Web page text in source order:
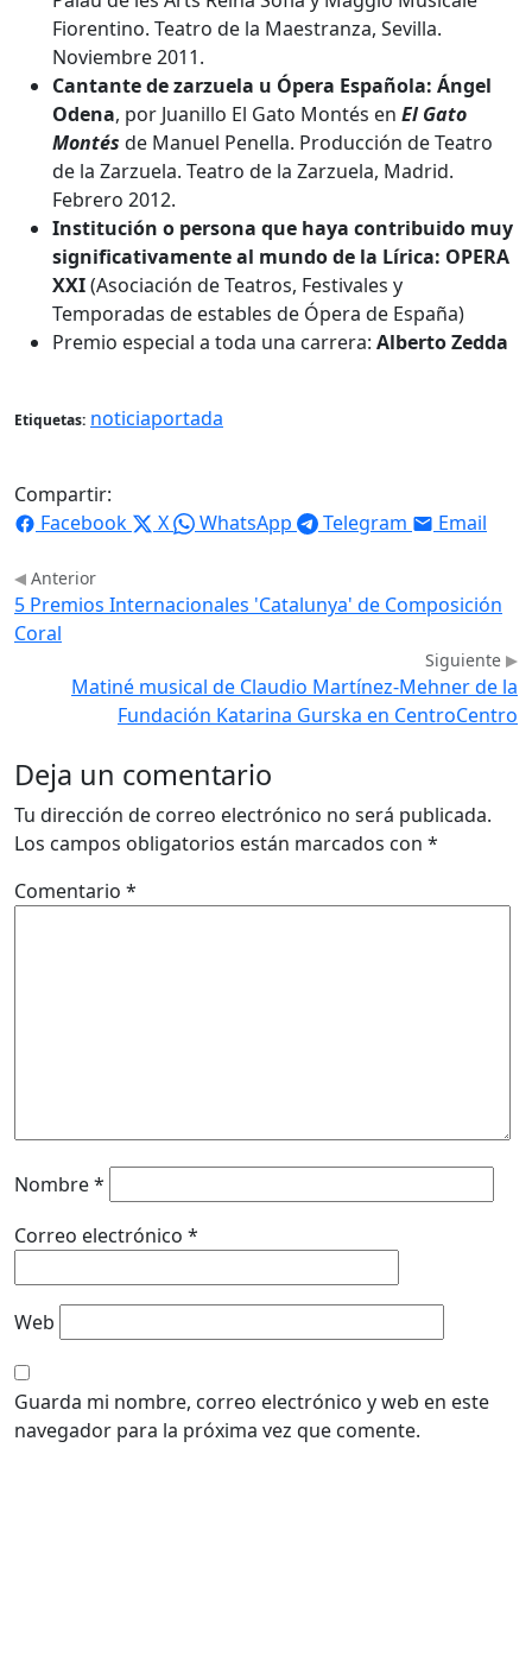
Fiorentino. Teatro de la Maestranza, Sevilla.
Noviembre 2011.
Cantante de zarzuela u Ópera Española: Ángel
Odena, por Juanillo El Gato Montés en El Gato
Montés de Manuel Penella. Producción de Teatro
de la Zarzuela. Teatro de la Zarzuela, Madrid.
Febrero 2012.
Institución o persona que haya contribuido muy
significativamente al mundo de la Lírica: OPERA
XXI(Asociación de Teatros, Festivales y
Temporadas de estables de Ópera de España)
Premio especial a toda una carrera: Alberto Zedda
Etiquetas: noticiaportada
Compartir:
Facebook
X WhatsApp Telegram Email
Anterior
5 Premios Internacionales 'Catalunya' de Composición
Coral
Siguiente
Matiné musical de Claudio Martínez-Mehner de la
Fundación Katarina Gurska en CentroCentro
Deja un comentario
Tu dirección de correo electrónico no será publicada.
Los campos obligatorios están marcados con *
Comentario *
Nombre*
Correo electrónico *
Web
Guarda mi nombre, correo electrónico y web en este
navegador para la próxima vez que comente.